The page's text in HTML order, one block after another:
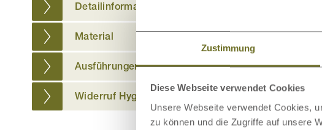
Zustimmung
Diese Webseite verwendet Cookies
Unsere Webseite verwendet Cookies,
zu können und die Zugriffe auf unsere
Detailinformationen
Material
Ausführungen
Widerruf Hygieneartikel